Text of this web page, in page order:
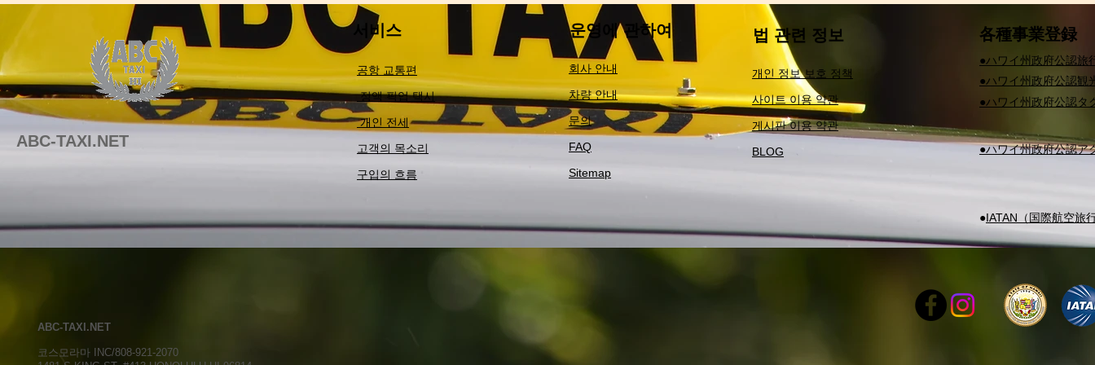
ABC-TAXI.NET
서비스​
공항 교통편
​ 정액 픽업 택시
​ 개인 전세
고객의 목소리
구입의 흐름
운영에 관하여
회사 안내
차량 안내
​문의
​FAQ
Sitemap
법 관련 정보
개인 정보 보호 정책
사이트 이용 약관
게시판 이용 약관
BLOG
​各種事業登録
​●ハワイ州政府公認旅
​●ハワイ州政府公認観
​●ハワイ州政府公認タ
​●ハワイ州政府公認ア
​●IATAN（国際航空旅
ABC-TAXI.NET
코스모라마 INC/808-921-2070